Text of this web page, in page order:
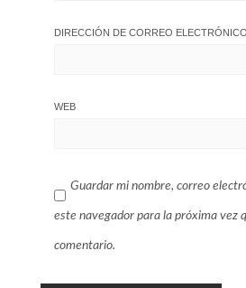
DIRECCIÓN DE CORREO ELECTRÓNICO
WEB
Guardar mi nombre, correo
este navegador para la próxima vez
comentario.